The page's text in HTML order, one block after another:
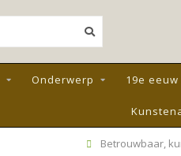
Onderwerp 19e
Betrouwbaar,